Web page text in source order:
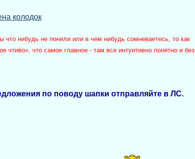
колодок
нибудь не поняли или в чем нибудь сомневаетесь, то как
что самое главное - там все интуитивно понятно и без
по поводу шапки отправляйте в ЛС.